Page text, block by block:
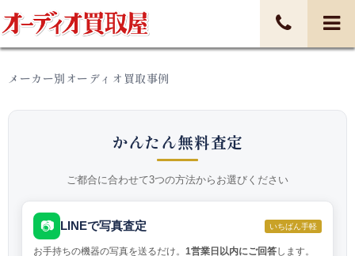
メーカー別オーディオ買取事例
かんたん無料査定
ご都合に合わせて3つの方法からお選びください
📷 LINEで写真査定 いちばん手軽
お手持ちの機器の写真を送るだけ。 1営業日以内にご回答します。